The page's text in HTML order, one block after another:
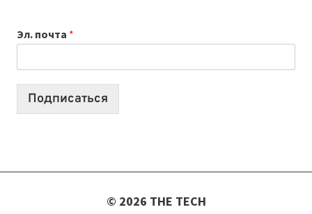
СОЗДАВАТЬ
ПРОДУКТЫ
Эл. почта *
Подписаться
© 2026 THE TECH